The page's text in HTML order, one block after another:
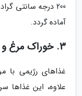
200 درجه سانتی
آماده گردد.
3. خوراک مرغ و سبزیجات
غذاهای رژیمی با
علاوه، این غذاها